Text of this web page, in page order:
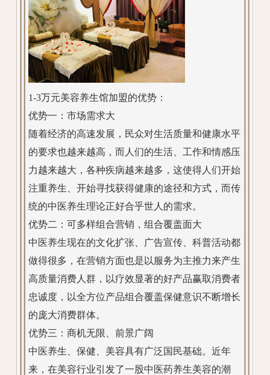
1-3万元美容养生馆加盟的优势：
优势一：市场需求大
随着经济的高速发展，民众对生活质量和健康水平
的要求也越来越高，而人们的生活、工作和情感压
力越来越大，各种疾病越来越多，这使得人们开始
注重养生、开始寻找获得健康的途径和方式，而传
统的中医养生理论正好合乎世人的需求。
优势二：可多样组合营销，组合覆盖面大
中医养生现在的文化扩张、广告宣传、科普活动都
做得很多，在营销方面也是以服务为主推力来产生
高质量消费人群，以疗效显著的好产品赢取消费者
忠诚度，以全方位产品组合覆盖保健意识不断增长
的庞大消费群体。
优势三：商机无限、前景广阔
中医养生、保健、美容具有广泛国民基础。近年
来，在美容行业引发了一股中医药养生美容的潮